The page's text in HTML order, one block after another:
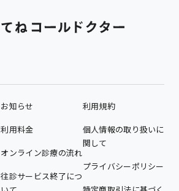
お知らせ
利用料金
オンライン診療の流れ
往診サービス終了につ
利用規約
個人情報の取り扱いに
関して
プライバシーポリシー